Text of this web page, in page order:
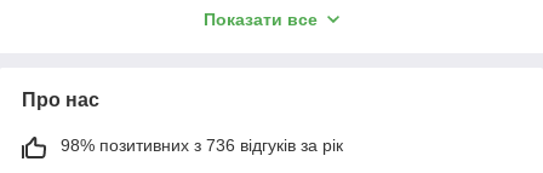
виготовляється з
демпфером. Виконує
Показати все
Про нас
98% позитивних з 736 відгуків за рік